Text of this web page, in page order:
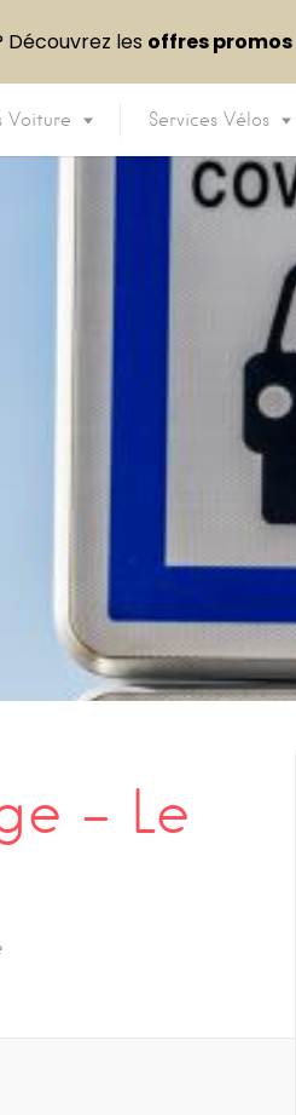
Voiture Services Vélos
– Le
Découvrez les offres promos